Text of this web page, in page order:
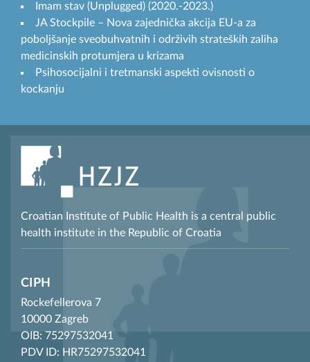
Imam stav (Unplugged) (2020.-2023.)
JA Stockpile – Nova zajednička akcija EU-a za
poboljšanje sveobuhvatnih i održivih strateških zaliha
medicinskih protumjera u krizama
Psihosocijalni i tretmanski aspekti ovisnosti o
kockanju
Croatian Institute of Public Health is a central public
health institute in the Republic of Croatia
CIPH
Rockefellerova 7
10000 Zagreb
OIB: 75297532041
PDV ID: HR75297532041